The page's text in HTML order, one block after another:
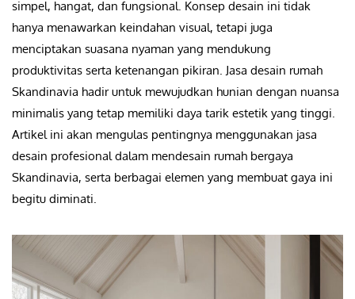
simpel, hangat, dan fungsional. Konsep desain ini tidak
hanya menawarkan keindahan visual, tetapi juga
menciptakan suasana nyaman yang mendukung
produktivitas serta ketenangan pikiran. Jasa desain rumah
Skandinavia hadir untuk mewujudkan hunian dengan nuansa
minimalis yang tetap memiliki daya tarik estetik yang tinggi.
Artikel ini akan mengulas pentingnya menggunakan jasa
desain profesional dalam mendesain rumah bergaya
Skandinavia, serta berbagai elemen yang membuat gaya ini
begitu diminati.